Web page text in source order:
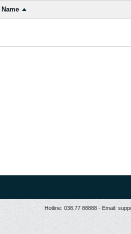
Name
Hotline: 038.77 88888 - Email: